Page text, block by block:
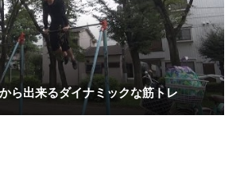
ら出来るダイナミックな筋トレ